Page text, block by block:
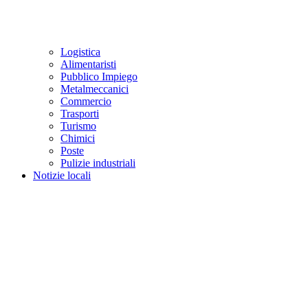
Logistica
Alimentaristi
Pubblico Impiego
Metalmeccanici
Commercio
Trasporti
Turismo
Chimici
Poste
Pulizie industriali
Notizie locali